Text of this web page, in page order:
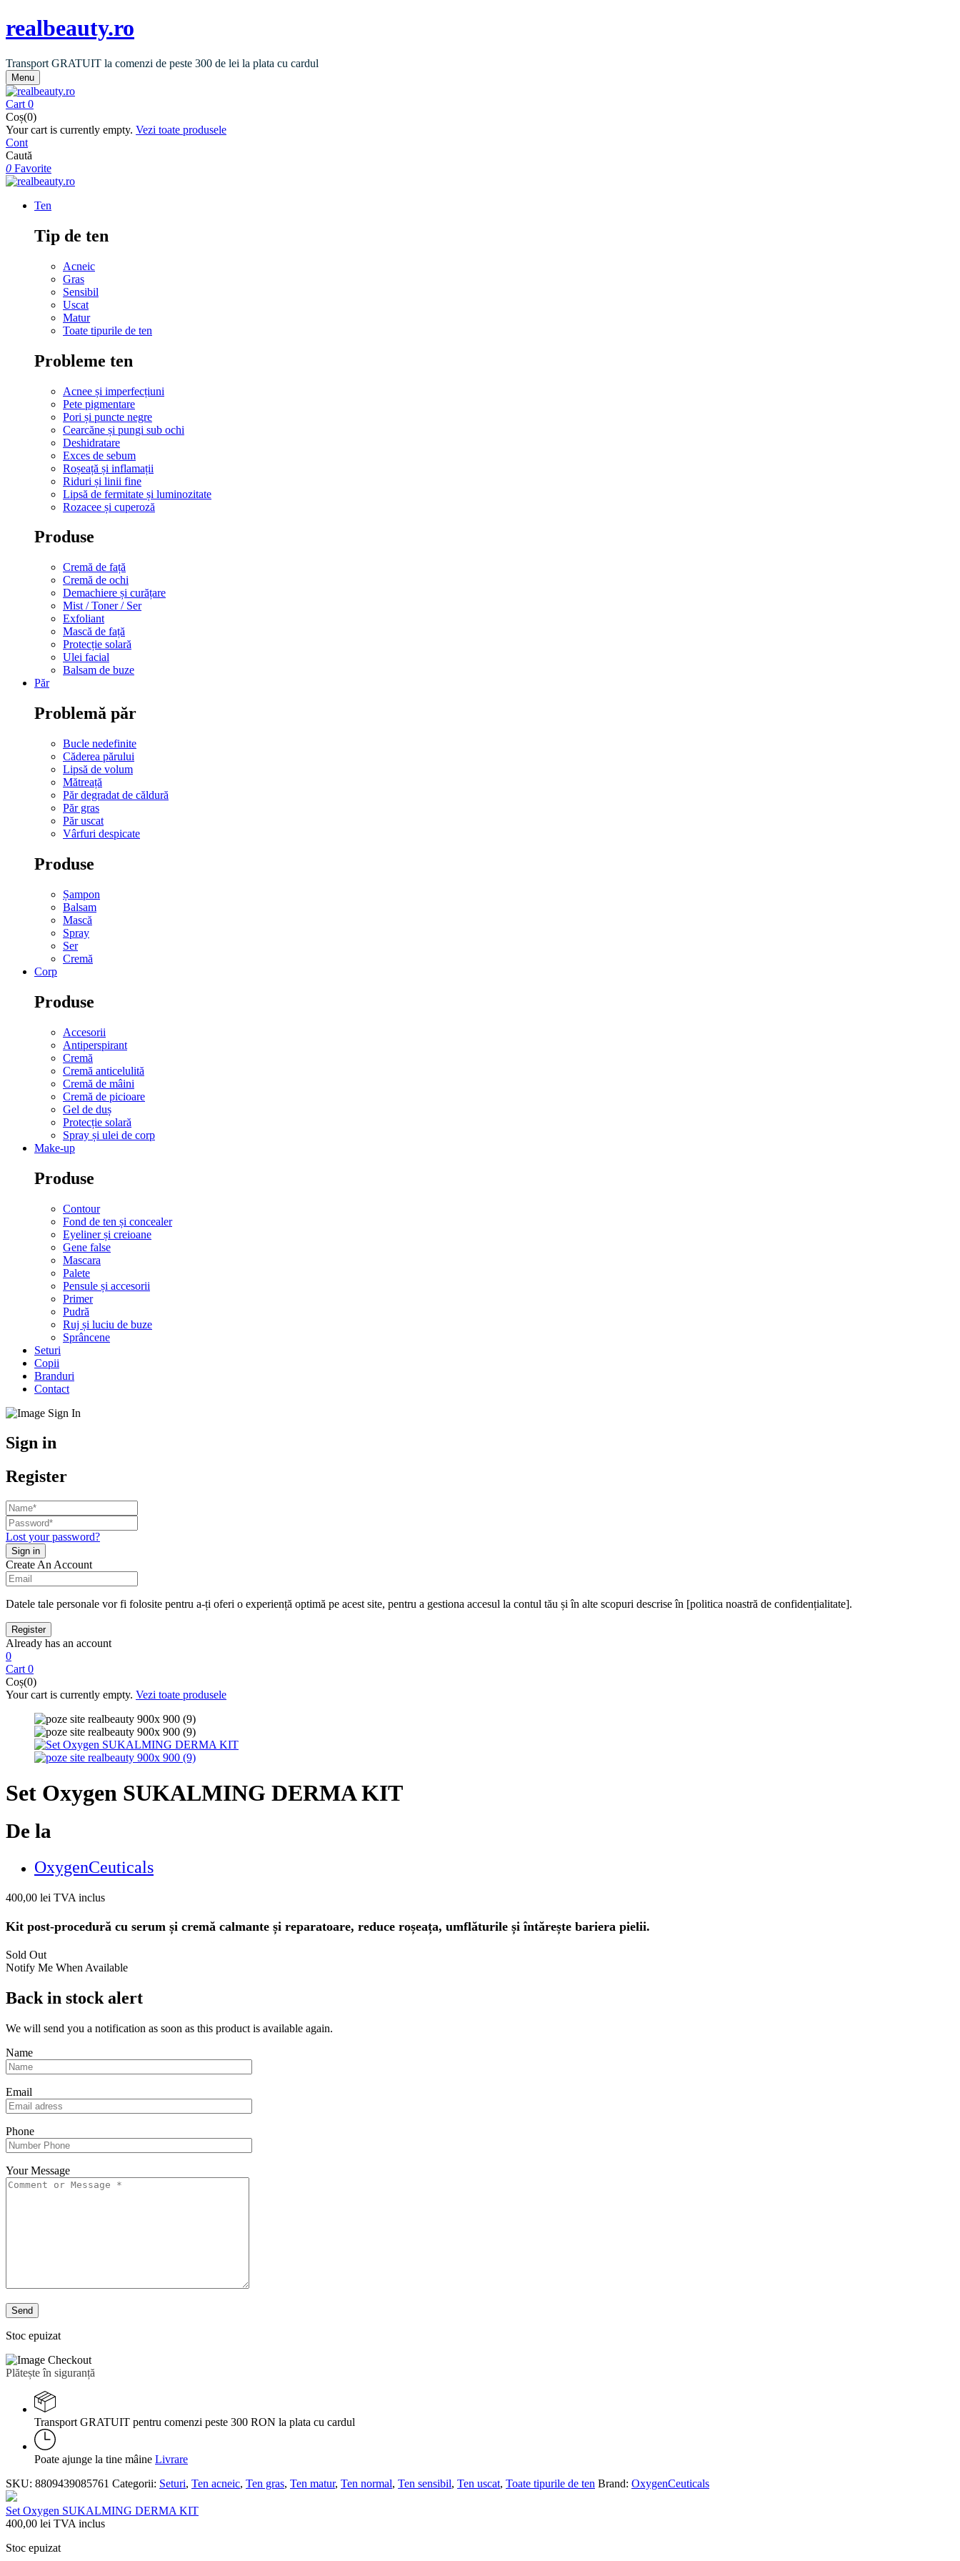
realbeauty.ro
Transport GRATUIT la comenzi de peste 300 de lei la plata cu cardul
Menu
Cart 0
Coș(0)
Your cart is currently empty. Vezi toate produsele
Cont
Caută
0 Favorite
Ten
Tip de ten
Acneic
Gras
Sensibil
Uscat
Matur
Toate tipurile de ten
Probleme ten
Acnee și imperfecțiuni
Pete pigmentare
Pori și puncte negre
Cearcăne și pungi sub ochi
Deshidratare
Exces de sebum
Roșeață și inflamații
Riduri și linii fine
Lipsă de fermitate și luminozitate
Rozacee și cuperoză
Produse
Cremă de față
Cremă de ochi
Demachiere și curățare
Mist / Toner / Ser
Exfoliant
Mască de față
Protecție solară
Ulei facial
Balsam de buze
Păr
Problemă păr
Bucle nedefinite
Căderea părului
Lipsă de volum
Mătreață
Păr degradat de căldură
Păr gras
Păr uscat
Vârfuri despicate
Produse
Șampon
Balsam
Mască
Spray
Ser
Cremă
Corp
Produse
Accesorii
Antiperspirant
Cremă
Cremă anticelulită
Cremă de mâini
Cremă de picioare
Gel de duș
Protecție solară
Spray și ulei de corp
Make-up
Produse
Contour
Fond de ten și concealer
Eyeliner și creioane
Gene false
Mascara
Palete
Pensule și accesorii
Primer
Pudră
Ruj și luciu de buze
Sprâncene
Seturi
Copii
Branduri
Contact
Sign in
Register
Lost your password?
Create An Account
Datele tale personale vor fi folosite pentru a-ți oferi o experiență optimă pe acest site, pentru a gestiona accesul la contul tău și în alte scopuri descrise în [politica noastră de confidențialitate].
Already has an account
0
Cart 0
Coș(0)
Your cart is currently empty. Vezi toate produsele
Set Oxygen SUKALMING DERMA KIT
De la
OxygenCeuticals
400,00 lei TVA inclus
Kit post‑procedură cu serum și cremă calmante și reparatoare, reduce roșeața, umflăturile și întărește bariera pielii.
Sold Out
Notify Me When Available
Back in stock alert
We will send you a notification as soon as this product is available again.
Name
Email
Phone
Your Message
Stoc epuizat
Plătește în siguranță
Transport GRATUIT pentru comenzi peste 300 RON la plata cu cardul
Poate ajunge la tine mâine Livrare
SKU: 8809439085761 Categorii: Seturi, Ten acneic, Ten gras, Ten matur, Ten normal, Ten sensibil, Ten uscat, Toate tipurile de ten Brand: OxygenCeuticals
Set Oxygen SUKALMING DERMA KIT
400,00 lei TVA inclus
Stoc epuizat